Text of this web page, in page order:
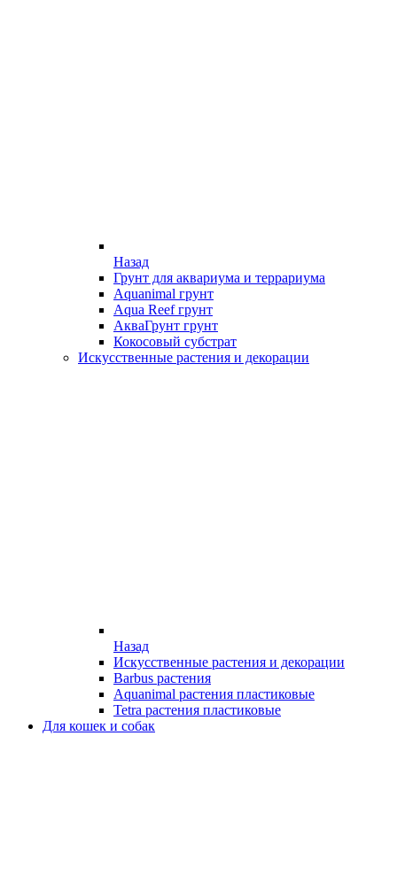
Назад
Грунт для аквариума и террариума
Aquanimal грунт
Aqua Reef грунт
АкваГрунт грунт
Кокосовый субстрат
Искусственные растения и декорации
Назад
Искусственные растения и декорации
Barbus растения
Aquanimal растения пластиковые
Tetra растения пластиковые
Для кошек и собак